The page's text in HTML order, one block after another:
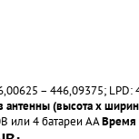
– 446,09375; LPD:
антенны (высота х
или 4 батареи ААВремя